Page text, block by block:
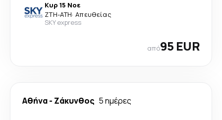
Κυρ 15 Νοε
ZTH-ATH· Απευθείας
SKY express
από95 EUR
Αθήνα- Ζάκυνθος 5 ημέρες